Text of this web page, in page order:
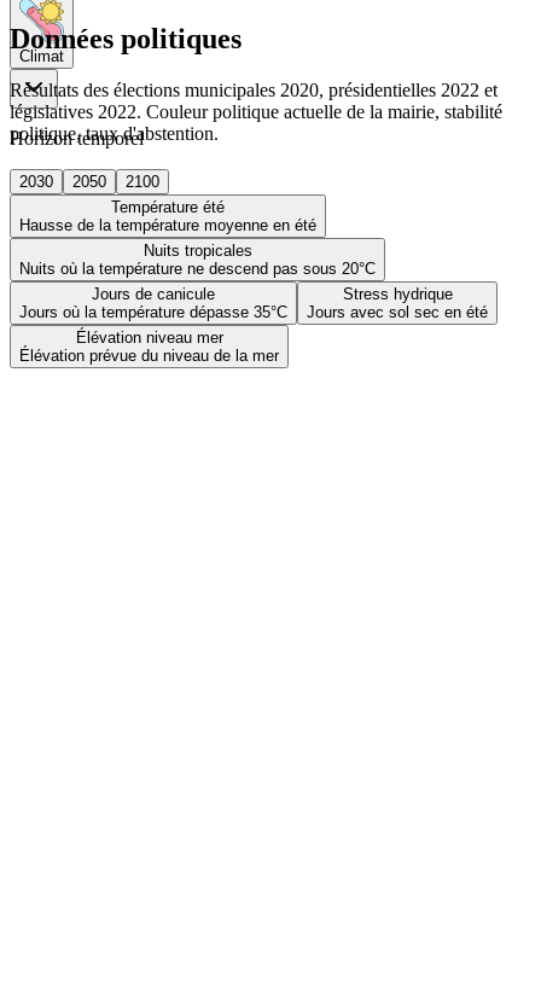
Climat
Horizon temporel
2030 2050
2100
Température été
Hausse de la température moyenne en été
Nuits tropicales
Nuits où la température ne descend pas sous 20°C
Jours de canicule
Jours où la température dépasse 35°C
Stress hydrique
Jours avec sol sec en été
Élévation niveau mer
Élévation prévue du niveau de la mer
Données politiques
Résultats des élections municipales 2020, présidentielles 2022 et
législatives 2022. Couleur politique actuelle de la mairie, stabilité
politique, taux d'abstention.